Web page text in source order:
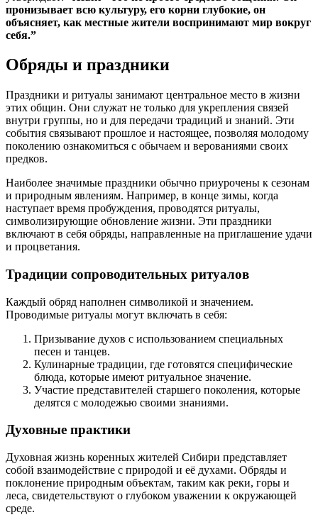
пронизывает всю культуру, его корни глубокие, он
объясняет, как местные жители воспринимают мир вокруг
себя.”
Обряды и праздники
Праздники и ритуалы занимают центральное место в жизни
этих общин. Они служат не только для укрепления связей
внутри группы, но и для передачи традиций и знаний. Эти
события связывают прошлое и настоящее, позволяя молодому
поколению ознакомиться с обычаем и верованиями своих
предков.
Наиболее значимые праздники обычно приурочены к сезонам
и природным явлениям. Например, в конце зимы, когда
наступает время пробуждения, проводятся ритуалы,
символизирующие обновление жизни. Эти праздники
включают в себя обряды, направленные на приглашение удачи
и процветания.
Традиции сопроводительных ритуалов
Каждый обряд наполнен символикой и значением.
Проводимые ритуалы могут включать в себя:
Призывание духов с использованием специальных
песен и танцев.
Кулинарные традиции, где готовятся специфические
блюда, которые имеют ритуальное значение.
Участие представителей старшего поколения, которые
делятся с молодежью своими знаниями.
Духовные практики
Духовная жизнь коренных жителей Сибири представляет
собой взаимодействие с природой и её духами. Обряды и
поклонение природным объектам, таким как реки, горы и
леса, свидетельствуют о глубоком уважении к окружающей
среде.